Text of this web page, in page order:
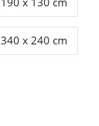
340 x 240 cm